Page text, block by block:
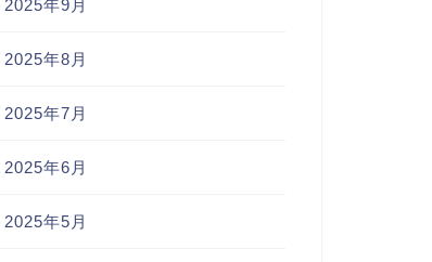
2025年9月
2025年8月
2025年7月
2025年6月
2025年5月